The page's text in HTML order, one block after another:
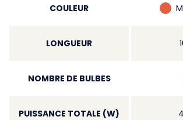
COULEUR
LONGUEUR
NOMBRE DE BULBES
PUISSANCE TOTALE (W)